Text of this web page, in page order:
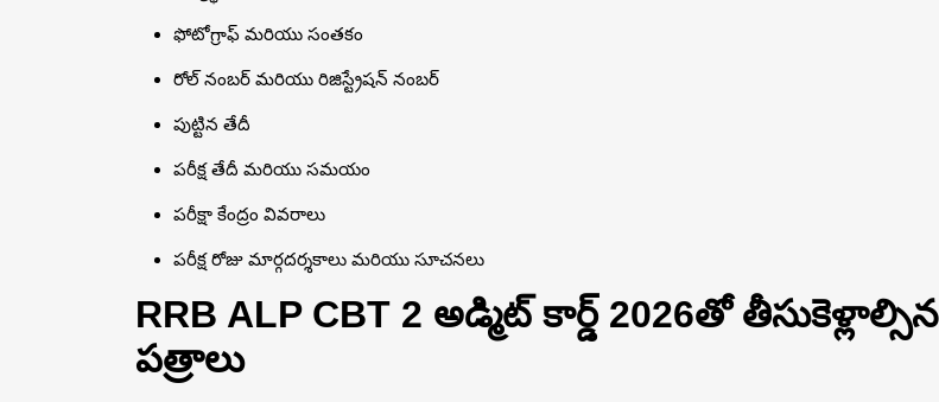
ఫోటోగ్రాఫ్ మరియు సంతకం
రోల్ నంబర్ మరియు రిజిస్ట్రేషన్ నంబర్
పుట్టిన తేదీ
పరీక్ష తేదీ మరియు సమయం
పరీక్షా కేంద్రం వివరాలు
పరీక్ష రోజు మార్గదర్శకాలు మరియు సూచనలు
RRB ALP CBT 2 అడ్మిట్ కార్డ్ 2026తో తీసుకెళ్లాల్సిన
పత్రాలు